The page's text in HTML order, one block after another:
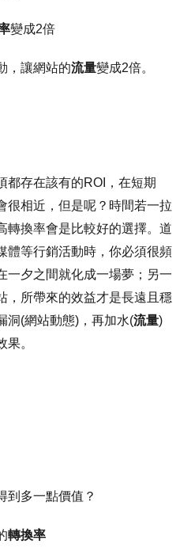
變成2倍
，讓網站的流量變成2倍。
都存在該有的ROI，在短期
很相近，但是呢？時間若一拉
轉換率會是比較好的選擇。道
體等行銷活動時，你必須很頻
一夕之間就化成一場夢；另一
，所帶來的效益才是長遠且穩
洞(網站動態)，再加水(流量)
。
到多一點價值？
轉換率